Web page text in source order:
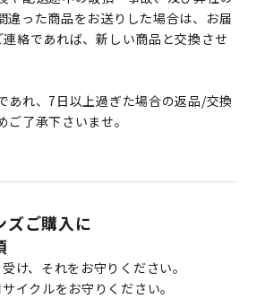
違った商品をお送りした場合は、お届
絡であれば、新しい商品と交換させ
あれ、7日以上過ぎた場合の返品/交換
ご了承下さいませ。
ズご購入に
け、それをお守りください。
イクルをお守りください。